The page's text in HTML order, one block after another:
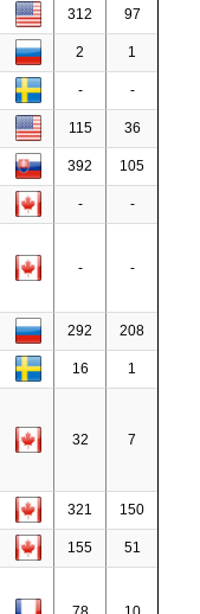
312 97
2 1
- -
115 36
392 105
- -
- -
292 208
16 1
32 7
321 150
155 51